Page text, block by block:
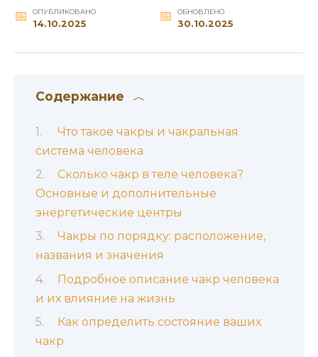
ОПУБЛИКОВАНО
14.10.2025
ОБНОВЛЕНО
30.10.2025
Содержание
Что такое чакры и чакральная
система человека
Сколько чакр в теле человека?
Основные и дополнительные
энергетические центры
Чакры по порядку: расположение,
названия и значения
Подробное описание чакр человека
и их влияние на жизнь
Как определить состояние ваших
чакр